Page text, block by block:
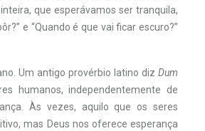
que esperávamos ser tranquila,
e “Quando é que vai ficar escuro?”
Um antigo provérbio latino diz Dum
humanos, independentemente de
Às vezes, aquilo que os seres
mas Deus nos oferece esperança